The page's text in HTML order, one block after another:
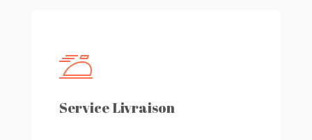
Service Livraison